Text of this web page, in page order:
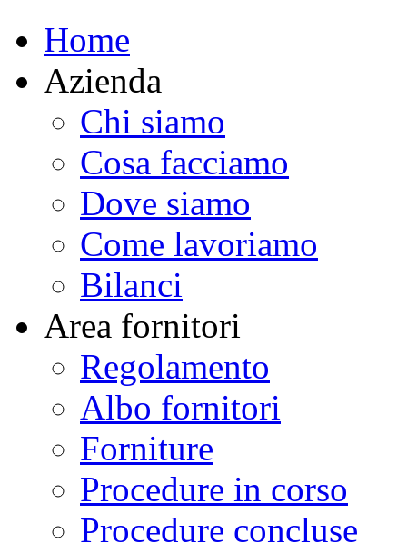
Home
Azienda
Chi siamo
Cosa facciamo
Dove siamo
Come lavoriamo
Bilanci
Area fornitori
Regolamento
Albo fornitori
Forniture
Procedure in corso
Procedure concluse